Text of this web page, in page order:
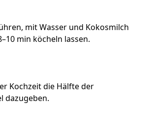
mit Wasser und Kokosmilch
min köcheln lassen.
Kochzeit die Hälfte der
dazugeben.